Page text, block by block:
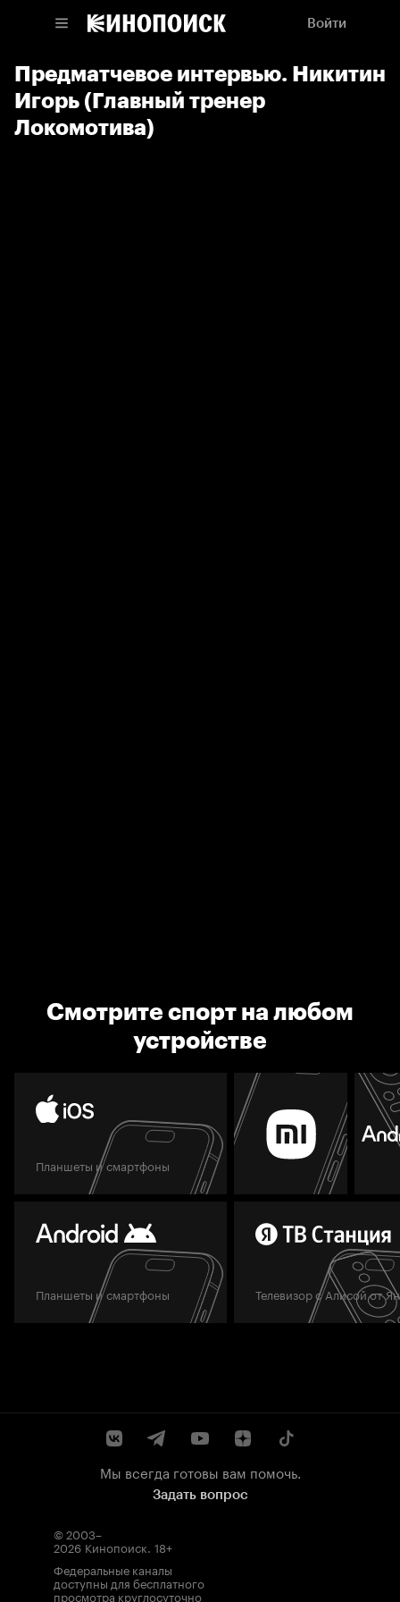
Войти
Предматчевое интервью. Никитин
Игорь (Главный тренер
Локомотива)
Смотрите спорт на любом
устройстве
Планшеты и смартфоны
Планшеты и смартфоны Телевизор с Алисой от
Мы всегда готовы вам помочь.
Задать вопрос
© 2003–
2026 Кинопоиск. 18+
Федеральные каналы
доступны для бесплатного
просмотра круглосуточно